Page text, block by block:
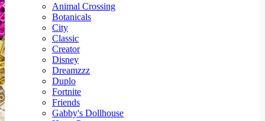
Animal Crossing
Botanicals
City
Classic
Creator
Disney
Dreamzzz
Duplo
Fortnite
Friends
Gabby's Dollhouse